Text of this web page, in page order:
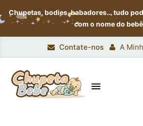
Chupetas, bodies, babadores…tudo
com o nome do bebê
Contate-nos A
